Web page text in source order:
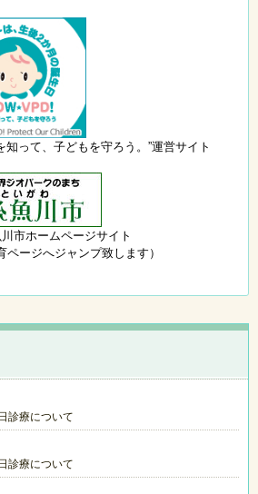
知って、子どもを守ろう。”運営サイト
市ホームページサイト
ページへジャンプ致します）
診療について
診療について